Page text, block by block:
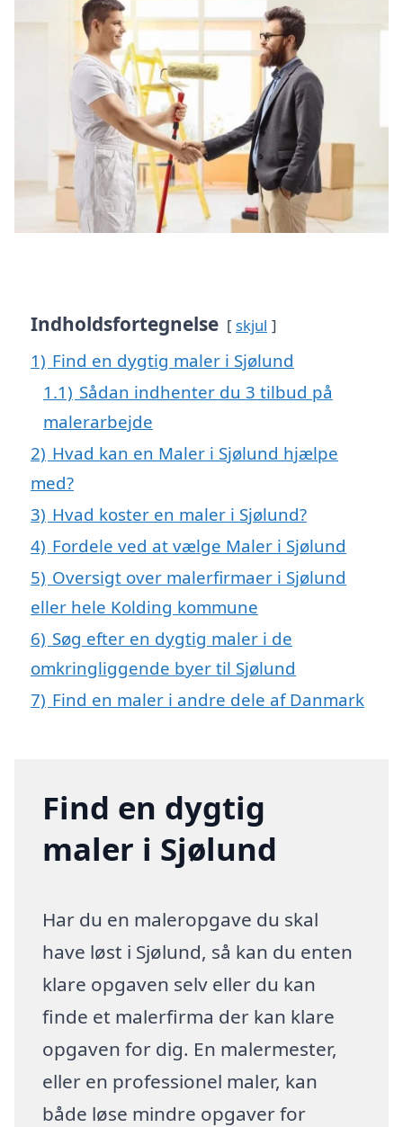
Indholdsfortegnelse skjul
1) Find en dygtig maler i Sjølund
1.1) Sådan indhenter du 3 tilbud på
malerarbejde
2) Hvad kan en Maler i Sjølund hjælpe
med?
3) Hvad koster en maler i Sjølund?
4) Fordele ved at vælge Maler i Sjølund
5) Oversigt over malerfirmaer i Sjølund
eller hele Kolding kommune
6) Søg efter en dygtig maler i de
omkringliggende byer til Sjølund
7) Find en maler i andre dele af Danmark
Find en dygtig
maler i Sjølund
Har du en maleropgave du skal
have løst i Sjølund, så kan du enten
klare opgaven selv eller du kan
finde et malerfirma der kan klare
opgaven for dig. En malermester,
eller en professionel maler, kan
både løse mindre opgaver for